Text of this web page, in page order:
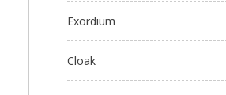
Exordium
Cloak